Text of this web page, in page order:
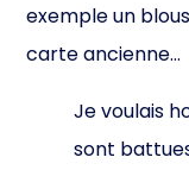
exemple un
carte ancienne…
Je voulais
sont